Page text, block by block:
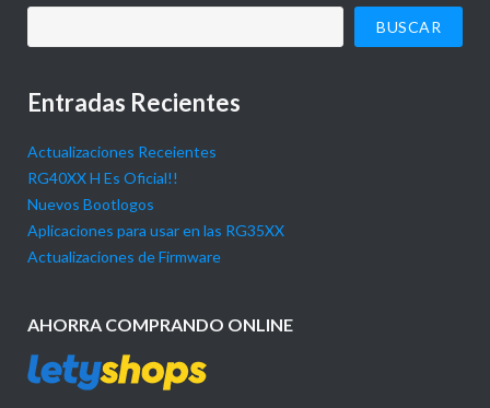
BUSCAR
Entradas Recientes
Actualizaciones Receientes
RG40XX H Es Oficial!!
Nuevos Bootlogos
Aplicaciones para usar en las RG35XX
Actualizaciones de Firmware
AHORRA COMPRANDO ONLINE